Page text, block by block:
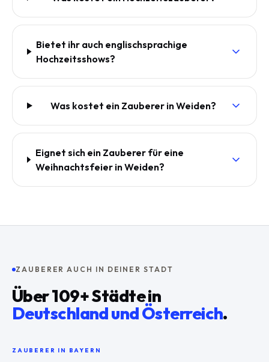
Bietet ihr auch englischsprachige
Hochzeitsshows?
Was kostet ein Zauberer in Weiden?
Eignet sich ein Zauberer für eine
Weihnachtsfeier in Weiden?
ZAUBERER AUCH IN DEINER STADT
Über109+ Städte in
Deutschland und Österreich.
ZAUBERER IN BAYERN